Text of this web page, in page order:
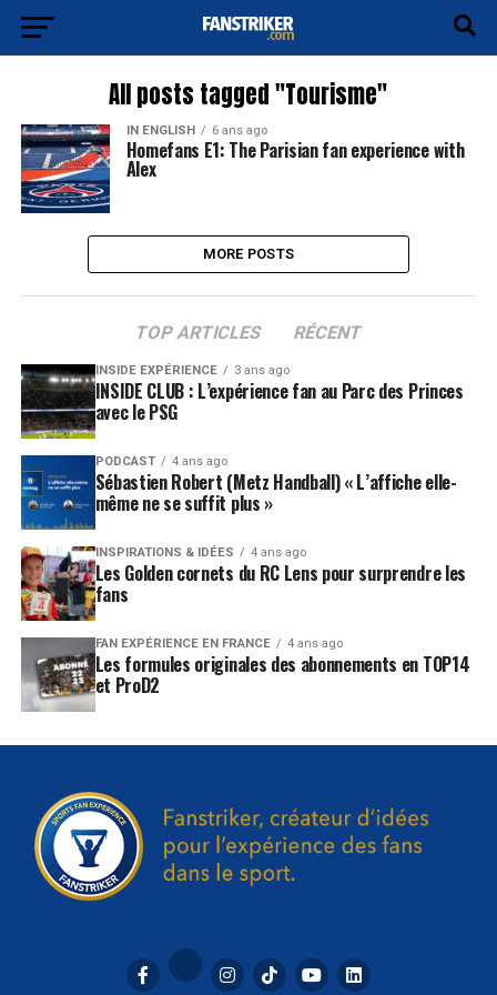
All posts tagged "Tourisme"
IN ENGLISH 6 ans ago
Homefans E1: The Parisian fan experience with
Alex
MORE POSTS
TOP ARTICLES RÉCENT
INSIDE EXPÉRIENCE 3 ans ago
INSIDE CLUB : L’expérience fan au Parc des Princes
avec le PSG
PODCAST 4 ans ago
Sébastien Robert (Metz Handball) « L’affiche elle-
même ne se suffit plus »
INSPIRATIONS & IDÉES 4 ans ago
Les Golden cornets du RC Lens pour surprendre les
fans
FAN EXPÉRIENCE EN FRANCE 4 ans ago
Les formules originales des abonnements en TOP14
et ProD2